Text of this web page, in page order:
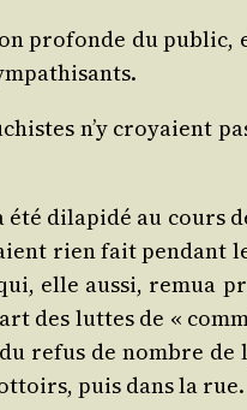
pro­fonde du public,
n’y croyaient
dila­pi­dé au cours
rien fait pen­dant
elle aus­si, remua
des luttes de «
refus de nombre
puis dans la rue.